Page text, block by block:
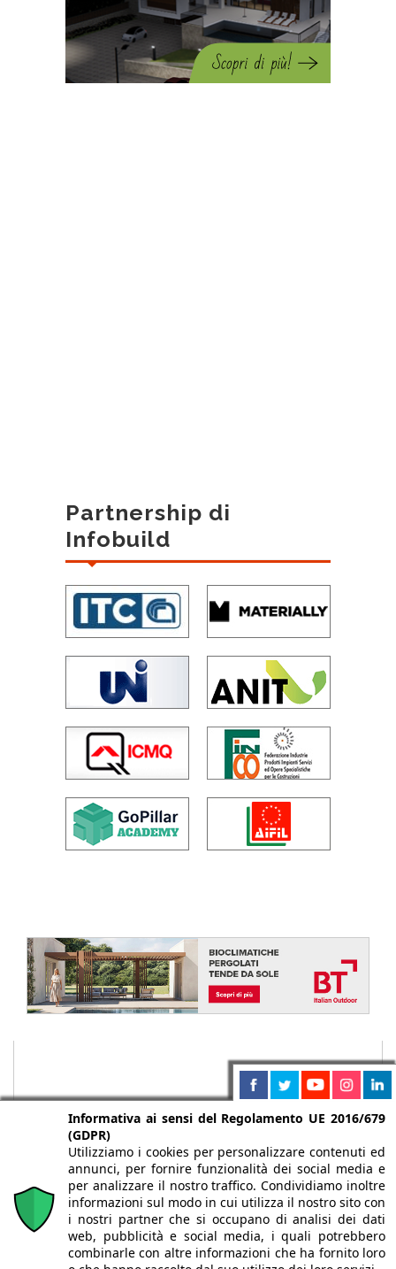
Partnership di
Infobuild
Chi siamo Autori Per la tua pubblicità
Iscriviti alla
newsletter
Informativa ai sensi del Regolamento UE 2016/679
(GDPR)
Utilizziamo i cookies per personalizzare contenuti ed
annunci, per fornire funzionalità dei social media e
per analizzare il nostro traffico. Condividiamo inoltre
informazioni sul modo in cui utilizza il nostro sito con
i nostri partner che si occupano di analisi dei dati
web, pubblicità e social media, i quali potrebbero
combinarle con altre informazioni che ha fornito loro